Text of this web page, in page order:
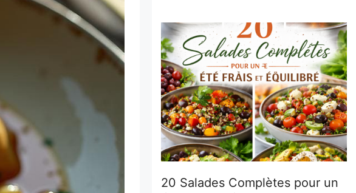
20 Salades Complètes pour un